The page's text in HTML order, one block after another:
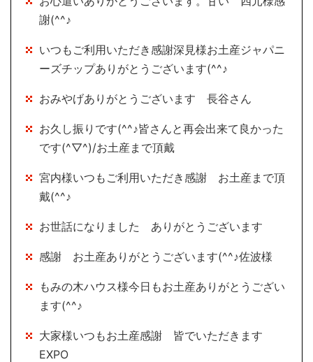
謝(^^♪
いつもご利用いただき感謝深見様お土産ジャパニ
ーズチップありがとうございます(^^♪
おみやげありがとうございます 長谷さん
お久し振りです(^^♪皆さんと再会出来て良かった
です(^▽^)/お土産まで頂戴
宮内様いつもご利用いただき感謝 お土産まで頂
戴(^^♪
お世話になりました ありがとうございます
感謝 お土産ありがとうございます(^^♪佐波様
もみの木ハウス様今日もお土産ありがとうござい
ます(^^♪
大家様いつもお土産感謝 皆でいただきます
EXPO